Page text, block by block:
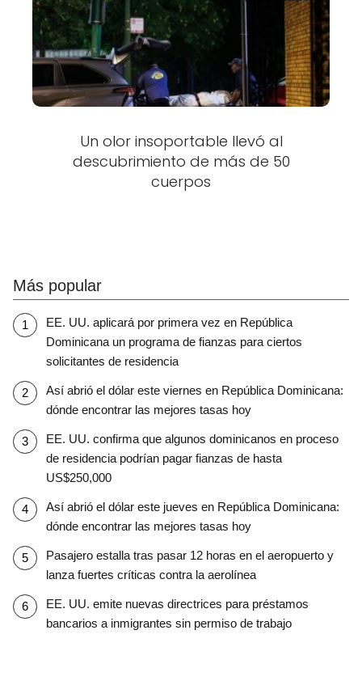
Un olor insoportable llevó al
descubrimiento de más de 50
cuerpos
Más popular
EE. UU. aplicará por primera vez en República
Dominicana un programa de fianzas para ciertos
solicitantes de residencia
Así abrió el dólar este viernes en República Dominicana:
dónde encontrar las mejores tasas hoy
EE. UU. confirma que algunos dominicanos en proceso
de residencia podrían pagar fianzas de hasta
US$250,000
Así abrió el dólar este jueves en República Dominicana:
dónde encontrar las mejores tasas hoy
Pasajero estalla tras pasar 12 horas en el aeropuerto y
lanza fuertes críticas contra la aerolínea
EE. UU. emite nuevas directrices para préstamos
bancarios a inmigrantes sin permiso de trabajo